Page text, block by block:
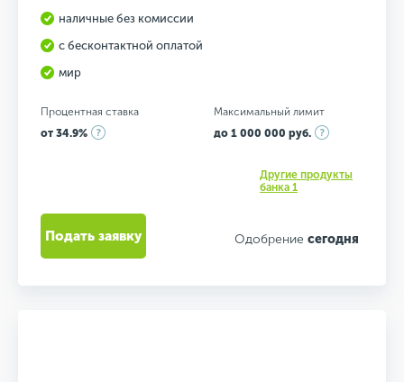
наличные без комиссии
с бесконтактной оплатой
мир
Процентная ставка
от 34.9%
Максимальный лимит
до 1 000 000 руб.
Другие продукты
банка 1
Одобрение сегодня
Подать заявку